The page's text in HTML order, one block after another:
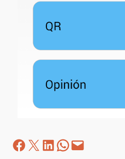
Facebook
Z LinkedIn
WhatsApp
correo electrónico